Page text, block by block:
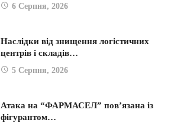
6 Серпня, 2026
Наслідки від знищення логістичних
центрів і складів…
5 Серпня, 2026
Атака на “ФАРМАСЕЛ” пов’язана із
фігурантом…